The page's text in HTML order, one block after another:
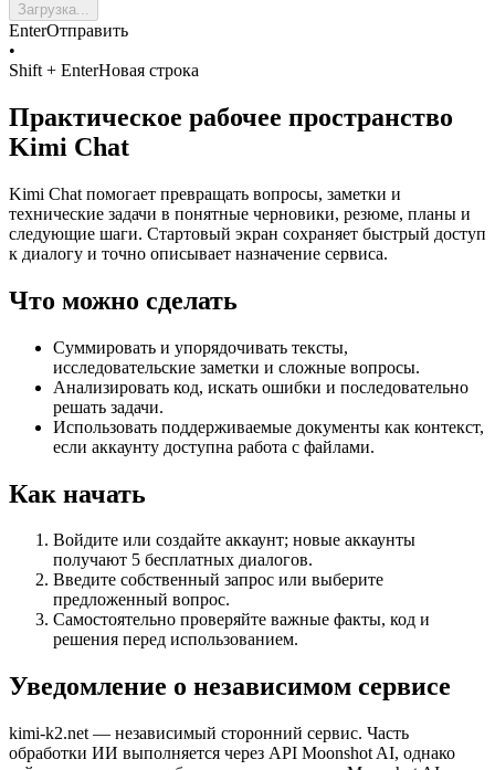
Загрузка...
EnterОтправить
•
Shift + EnterНовая строка
Практическое рабочее пространство
Kimi Chat
Kimi Chat помогает превращать вопросы, заметки и
технические задачи в понятные черновики, резюме, планы и
следующие шаги. Стартовый экран сохраняет быстрый доступ
к диалогу и точно описывает назначение сервиса.
Что можно сделать
Суммировать и упорядочивать тексты,
исследовательские заметки и сложные вопросы.
Анализировать код, искать ошибки и последовательно
решать задачи.
Использовать поддерживаемые документы как контекст,
если аккаунту доступна работа с файлами.
Как начать
Войдите или создайте аккаунт; новые аккаунты
получают 5 бесплатных диалогов.
Введите собственный запрос или выберите
предложенный вопрос.
Самостоятельно проверяйте важные факты, код и
решения перед использованием.
Уведомление о независимом сервисе
kimi-k2.net — независимый сторонний сервис. Часть
обработки ИИ выполняется через API Moonshot AI, однако